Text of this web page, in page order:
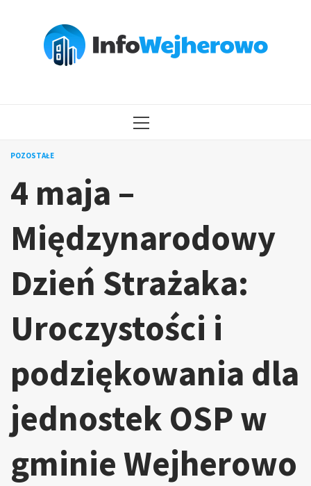
MENU
POZOSTAŁE
4 maja –
Międzynarodowy
Dzień Strażaka:
Uroczystości i
podziękowania dla
jednostek OSP w
gminie Wejherowo